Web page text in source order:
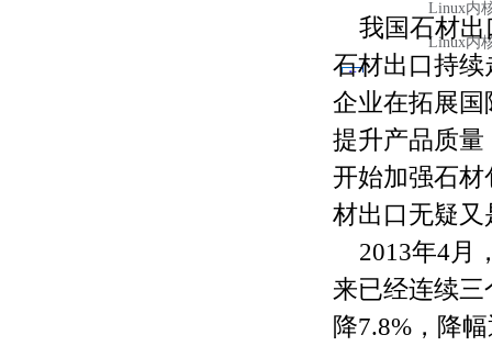
我国石材
石材出口持
企业在拓展
提升产品质
开始加强石材
材出口无疑
2013年4月
来已经连续三
降7.8%，降